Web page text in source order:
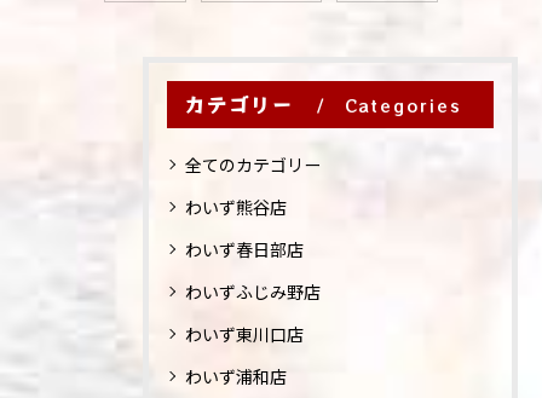
カテゴリー Categories
全てのカテゴリー
わいず熊谷店
わいず春日部店
わいずふじみ野店
わいず東川口店
わいず浦和店